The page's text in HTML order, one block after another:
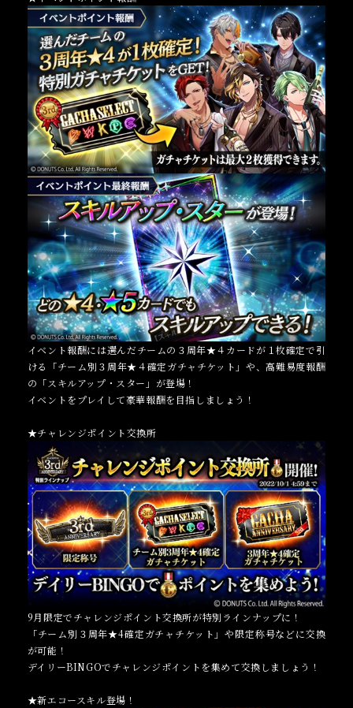
イベント報酬には選んだチームの３周年★４カードが１枚確定で引
ける「チーム別３周年★４確定ガチャチケット」や、高難易度報酬
の「スキルアップ・スター」が登場！
イベントをプレイして豪華報酬を目指しましょう！
★チャレンジポイント交換所
9月限定でチャレンジポイント交換所が特別ラインナップに！
「チーム別３周年★4確定ガチャチケット」や限定称号などに交換
が可能！
デイリーBINGOでチャレンジポイントを集めて交換しましょう！
★新エコースキル登場！